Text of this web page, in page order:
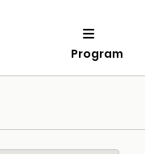
Program